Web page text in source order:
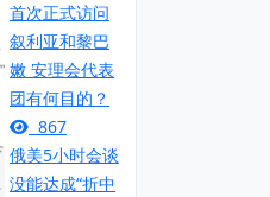
首次正式访问
叙利亚和黎巴
嫩 安理会代表
团有何目的？
867
俄美5小时会谈
没能达成“折中